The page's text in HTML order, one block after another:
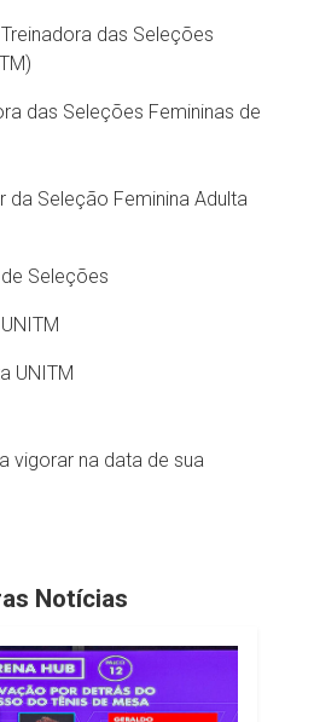
das Seleções
das Seleções Femininas de
da Seleção Feminina Adulta
Seleções
UNITM
vigorar na data de sua
Notícias